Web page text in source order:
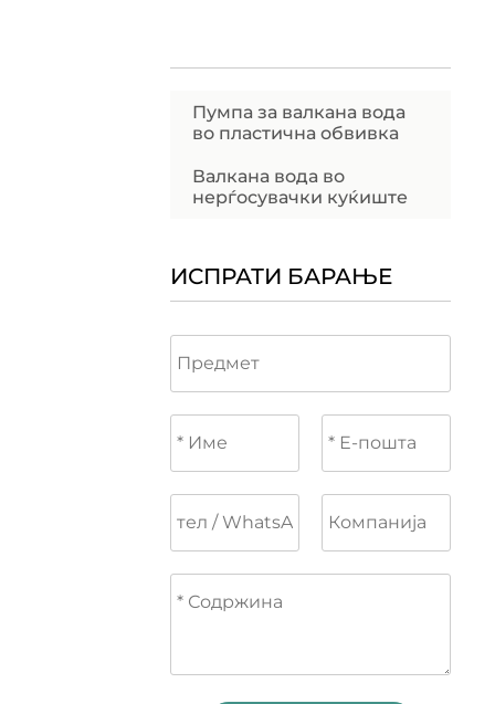
Пумпа за валкана вода
во пластична обвивка
Валкана вода во
нерѓосувачки куќиште
ИСПРАТИ БАРАЊЕ